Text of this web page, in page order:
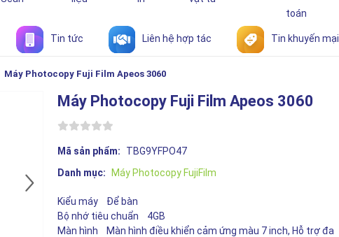
toán
Tin tức Liên hệ hợp tác Tin khuyến mại
Máy Photocopy Fuji Film Apeos 3060
Máy Photocopy Fuji Film Apeos 3060
Mã sản phẩm:
TBG9YFPO47
Danh mục:
Máy Photocopy FujiFilm
Kiểu máy Để bàn
Bộ nhớ tiêu chuẩn 4GB
Màn hình Màn hình điều khiển cảm ứng màu 7 inch, Hỗ trợ đa